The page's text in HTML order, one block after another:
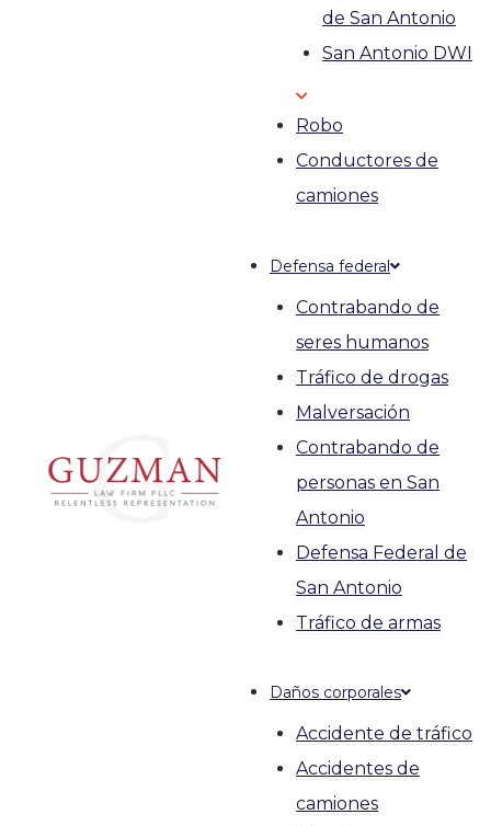
de San Antonio
San Antonio DWI
Robo
Conductores de
camiones
Defensa federal
Contrabando de
seres humanos
Tráfico de drogas
Malversación
Contrabando de
personas en San
Antonio
Defensa Federal de
San Antonio
Tráfico de armas
Daños corporales
Accidente de tráfico
Accidentes de
camiones